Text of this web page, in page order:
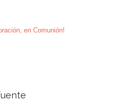
en Comunión!